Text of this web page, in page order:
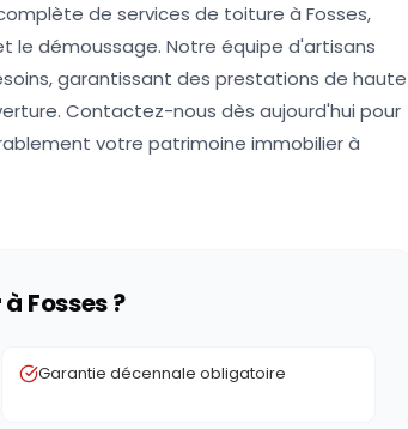
de services de toiture à Fosses,
le démoussage. Notre équipe d'artisans
garantissant des prestations de haute
Contactez-nous dès aujourd'hui pour
votre patrimoine immobilier à
à Fosses?
Garantie décennale obligatoire